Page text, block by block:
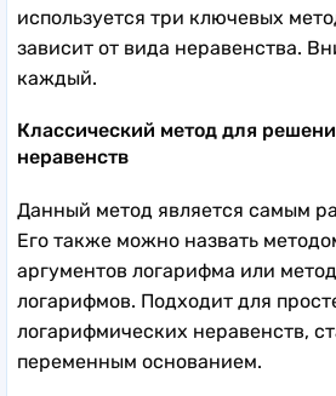
используется три ключевых
зависит от вида неравенства.
каждый.
Классический метод для
неравенств
Данный метод является самым
Его также можно назвать
аргументов логарифма или
логарифмов. Подходит для
логарифмических неравенств,
переменным основанием.